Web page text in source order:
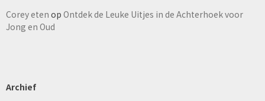
Corey eten op Ontdek de Leuke Uitjes in de Achterhoek voor
Jong en Oud
Archief